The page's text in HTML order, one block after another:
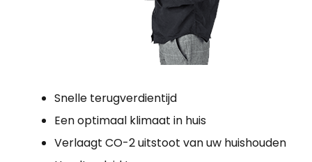
Snelle terugverdientijd
Een optimaal klimaat in huis
Verlaagt CO-2 uitstoot van uw huishouden